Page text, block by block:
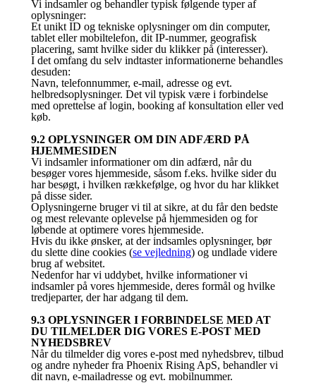
Vi indsamler og behandler typisk følgende typer af
oplysninger:
Et unikt ID og tekniske oplysninger om din computer,
tablet eller mobiltelefon, dit IP-nummer, geografisk
placering, samt hvilke sider du klikker på (interesser).
I det omfang du selv indtaster informationerne behandles
desuden:
Navn, telefonnummer, e-mail, adresse og evt.
helbredsoplysninger. Det vil typisk være i forbindelse
med oprettelse af login, booking af konsultation eller ved
køb.
9.2 OPLYSNINGER OM DIN ADFÆRD PÅ
HJEMMESIDEN
Vi indsamler informationer om din adfærd, når du
besøger vores hjemmeside, såsom f.eks. hvilke sider du
har besøgt, i hvilken rækkefølge, og hvor du har klikket
på disse sider.
Oplysningerne bruger vi til at sikre, at du får den bedste
og mest relevante oplevelse på hjemmesiden og for
løbende at optimere vores hjemmeside.
Hvis du ikke ønsker, at der indsamles oplysninger, bør
du slette dine cookies (se vejledning) og undlade videre
brug af websitet.
Nedenfor har vi uddybet, hvilke informationer vi
indsamler på vores hjemmeside, deres formål og hvilke
tredjeparter, der har adgang til dem.
9.3 OPLYSNINGER I FORBINDELSE MED AT
DU TILMELDER DIG VORES E-POST MED
NYHEDSBREV
Når du tilmelder dig vores e-post med nyhedsbrev, tilbud
og andre nyheder fra Phoenix Rising ApS, behandler vi
dit navn, e-mailadresse og evt. mobilnummer.